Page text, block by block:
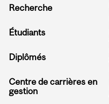
Recherche
Étudiants
Diplômés
Centre de carrières en
gestion